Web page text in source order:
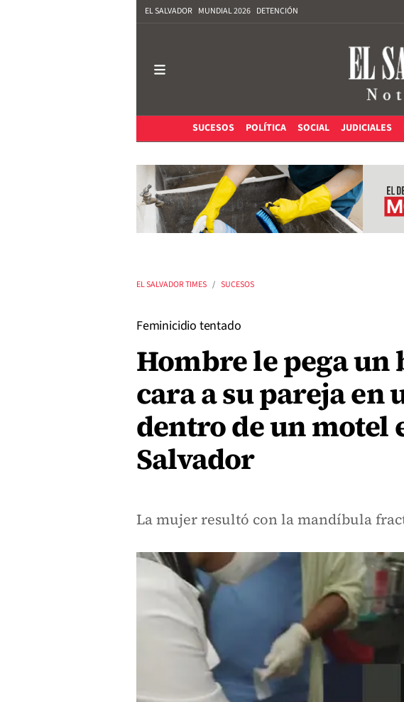
EL SALVADOR MUNDIAL 2026 DETENCIÓN
SUCESOS
POLÍTICA SOCIAL JUDICIALES
EL SALVADOR TIMES SUCESOS
Feminicidio tentado
Hombre le pega un
cara a su pareja en
dentro de un motel
Salvador
La mujer resultó con la mandíbula